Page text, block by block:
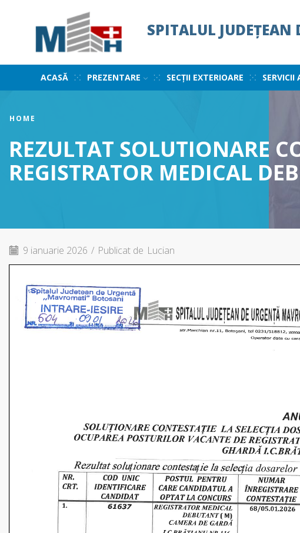
SPITALUL
ACASĂ PREZENTARE SECȚII EXTERIOARE SERVICII
HOME
REZULTAT SOLUTIONARE
REGISTRATOR MEDICAL
9 ianuarie 2026 / Publicat de Lucian